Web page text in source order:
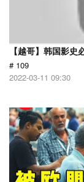
【越哥】韩国影
# 109
2022-03-11 09:30